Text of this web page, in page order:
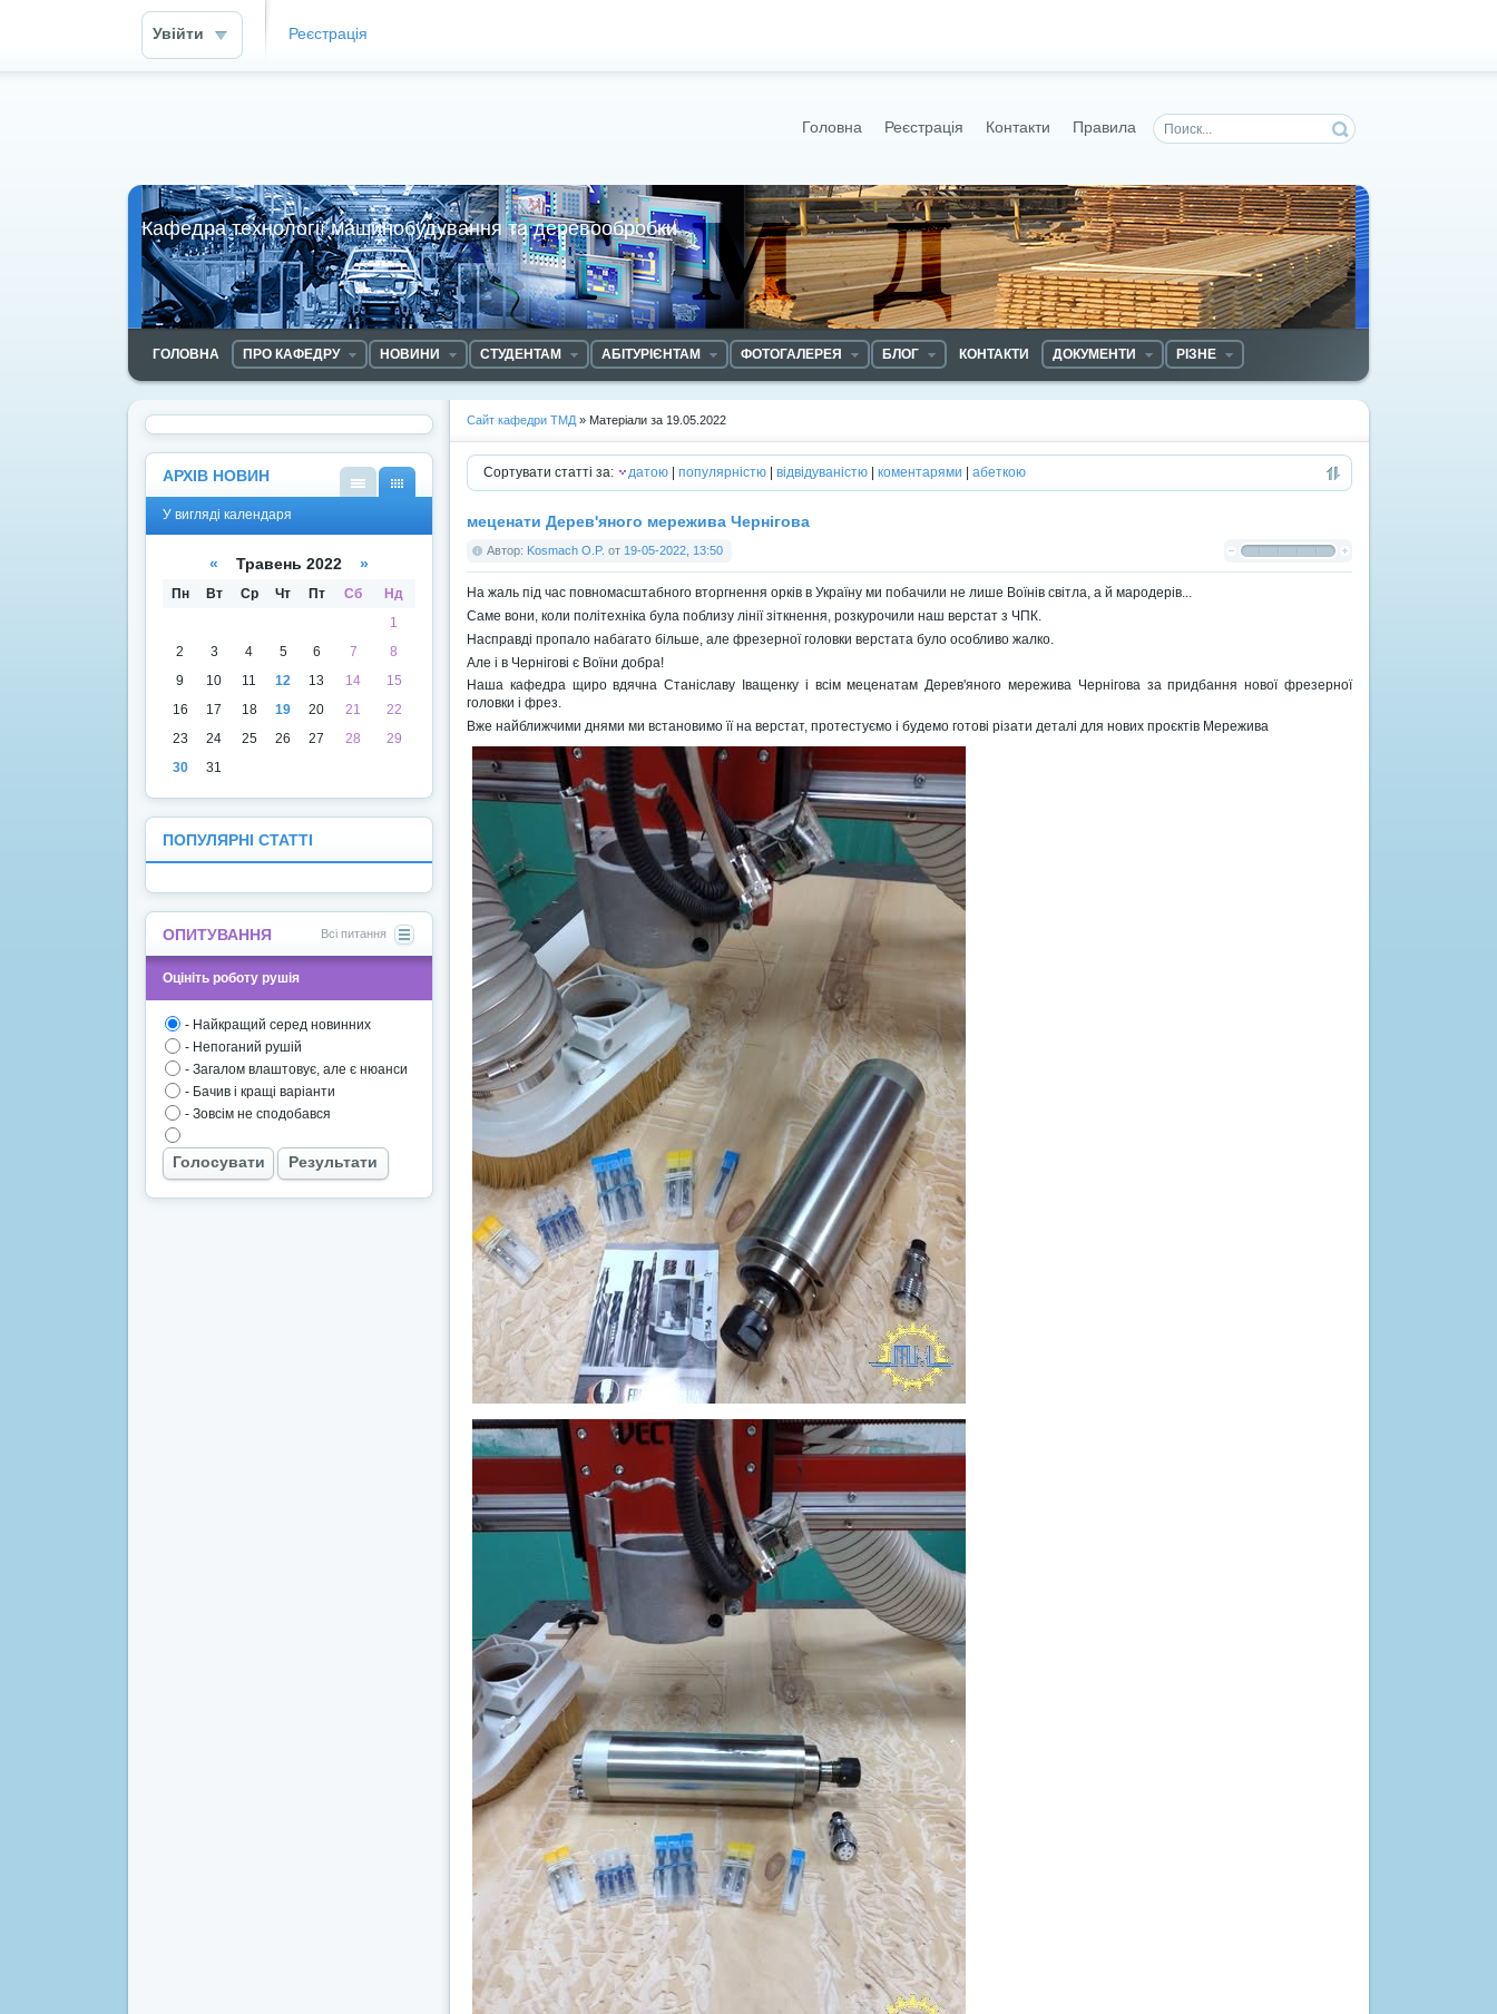
Увійти Реєстрація
Головна Реєстрація Контакти Правила
Кафедра технології машинобудування та деревообробки
ГОЛОВНА ПРО КАФЕДРУ НОВИНИ СТУДЕНТАМ АБІТУРІЄНТАМ ФОТОГАЛЕРЕЯ БЛОГ КОНТАКТИ ДОКУМЕНТИ РІЗНЕ
Сайт кафедри ТМД » Матеріали за 19.05.2022
Сортувати статті за: датою популярністю відвідуваністю коментарями абеткою
меценати Дерев'яного мережива Чернігова
Автор: Kosmach O.P. от 19-05-2022, 13:50
На жаль під час повномасштабного вторгнення орків в Україну ми побачили не лише Воїнів світла, а й мародерів...
Саме вони, коли політехніка була поблизу лінії зіткнення, розкурочили наш верстат з ЧПК.
Насправді пропало набагато більше, але фрезерної головки верстата було особливо жалко.
Але і в Чернігові є Воїни добра!
Наша кафедра щиро вдячна Станіславу Іващенку і всім меценатам Дерев'яного мережива Чернігова за придбання нової фрезерної
головки і фрез.
Вже найближчими днями ми встановимо її на верстат, протестуємо і будемо готові різати деталі для нових проєктів Мережива
АРХІВ НОВИН
ді
ді
у
У вигляді календаря
« Травень 2022 »
Пн Вт Ср Чт Пт Сб
Нд
1
2
3 4 5 6 7
8
9
10 11 12 13 14
15
16
17 18 19 20 21
22
23
24 25 26 27 28
29
30
31
ПОПУЛЯРНІ СТАТТІ
ОПИТУВАННЯ Всі питання
Оцініть роботу рушія
- Найкращий серед новинних
- Непоганий рушій
- Загалом влаштовує, але є нюанси
- Бачив і кращі варіанти
- Зовсім не сподобався
Голосувати Результати